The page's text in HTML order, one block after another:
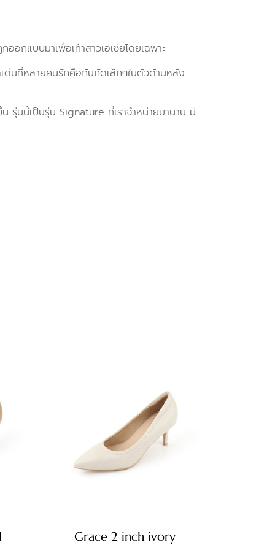
กแบบมาเพื่อเท้าสาวเอเชียโดยเฉพาะ
นที่หลายคนรักคือกันกัดเล็กๆในตัวด้านหลัง
รุ่นนี้เป็นรุ่น Signature ที่เราจำหน่ายมานาน มี
Grace 2 inch ivory